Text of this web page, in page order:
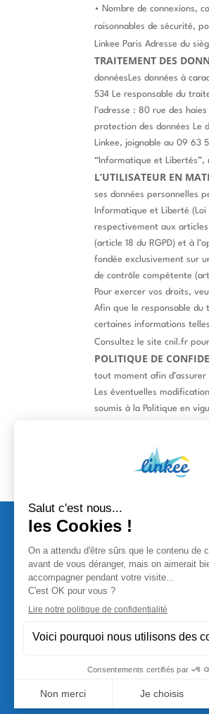
• Nombre de connexions,
raisonnables de sécurité,
Linkee Paris Adresse du
TRAITEMENT DES
donnéesLes données à
534 Le responsable du
l’adresse : 80 rue des
protection des données Le
Linkee, joignable au 09 63
“Informatique et Libertés”,
L’UTILISATEUR EN
ses données personnelles
Informatique et Liberté
respectivement aux articles
(article 18 du RGPD) et à
fondée exclusivement sur
de contrôle compétente
Pour exercer vos droits,
Afin que le responsable du
certaines informations
Consultez le site cnil.fr
POLITIQUE DE
tout moment afin
Les éventuelles
soumis à la Politique en
L’utilisateur est invité à
La présente politique a